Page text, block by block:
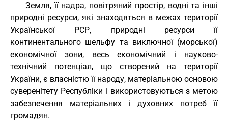
Земля, її надра, повітряний простір, водні та інші
природні ресурси, які знаходяться в межах території
Української РСР, природні ресурси її
континентального шельфу та виключної (морської)
економічної зони, весь економічний і науково-
технічний потенціал, що створений на території
України, є власністю її народу, матеріальною основою
суверенітету Республіки і використовуються з метою
забезпечення матеріальних і духовних потреб її
громадян.